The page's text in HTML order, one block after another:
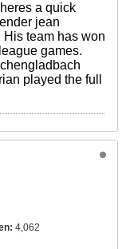
a quick
jean
team has won
games.
played the full
4,062